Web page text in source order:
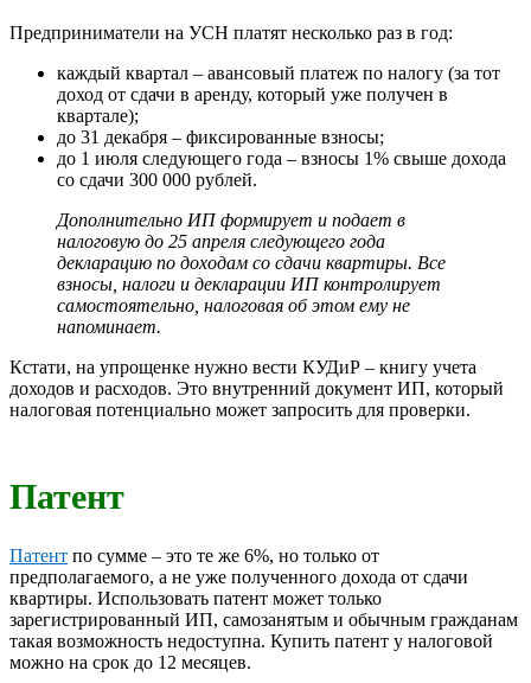
Предприниматели на УСН платят несколько раз в год:
каждый квартал – авансовый платеж по налогу (за тот
доход от сдачи в аренду, который уже получен в
квартале);
до 31 декабря – фиксированные взносы;
до 1 июля следующего года – взносы 1% свыше дохода
со сдачи 300 000 рублей.
Дополнительно ИП формирует и подает в
налоговую до 25 апреля следующего года
декларацию по доходам со сдачи квартиры. Все
взносы, налоги и декларации ИП контролирует
самостоятельно, налоговая об этом ему не
напоминает.
Кстати, на упрощенке нужно вести КУДиР – книгу учета
доходов и расходов. Это внутренний документ ИП, который
налоговая потенциально может запросить для проверки.
Патент
Патент по сумме – это те же 6%, но только от
предполагаемого, а не уже полученного дохода от сдачи
квартиры. Использовать патент может только
зарегистрированный ИП, самозанятым и обычным гражданам
такая возможность недоступна. Купить патент у налоговой
можно на срок до 12 месяцев.